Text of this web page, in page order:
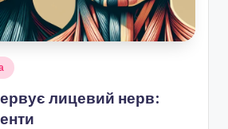
лицевий нерв: